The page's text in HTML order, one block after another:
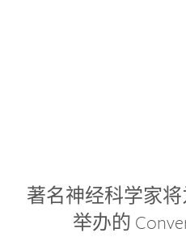
著名神经科学家将
举办的